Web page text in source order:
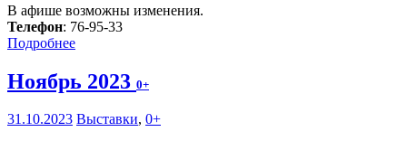
В афише возможны изменения.
Телефон: 76-95-33
Подробнее
Ноябрь 2023 0+
31.10.2023 Выставки, 0+